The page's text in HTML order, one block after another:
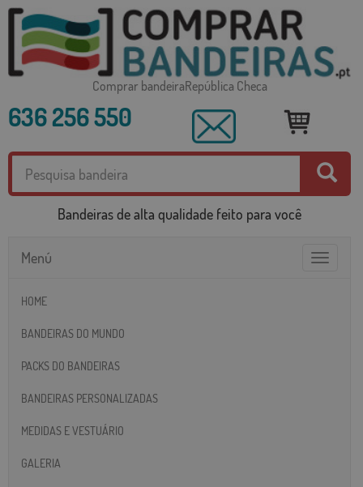
Comprar bandeiraRepública Checa
636 256 550
Bandeiras de alta qualidade feito para você
Toggle
Menú
HOME
BANDEIRAS DO MUNDO
PACKS DO BANDEIRAS
BANDEIRAS PERSONALIZADAS
MEDIDAS E VESTUÁRIO
GALERIA